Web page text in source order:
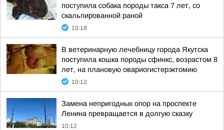
поступила собака породы такса 7 лет, со
скальпированной раной
10:18
В ветеринарную лечебницу города Якутска
поступила кошка породы сфинкс, возрастом 8
лет, на плановую овариогистерэктомию
10:12
Замена непригодных опор на проспекте
Ленина превращается в долгую сказку
10:12